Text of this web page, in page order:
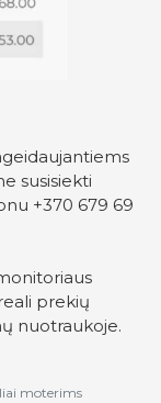
susisiekti
+370 679 69
prekių
nuotraukoje.
moterims